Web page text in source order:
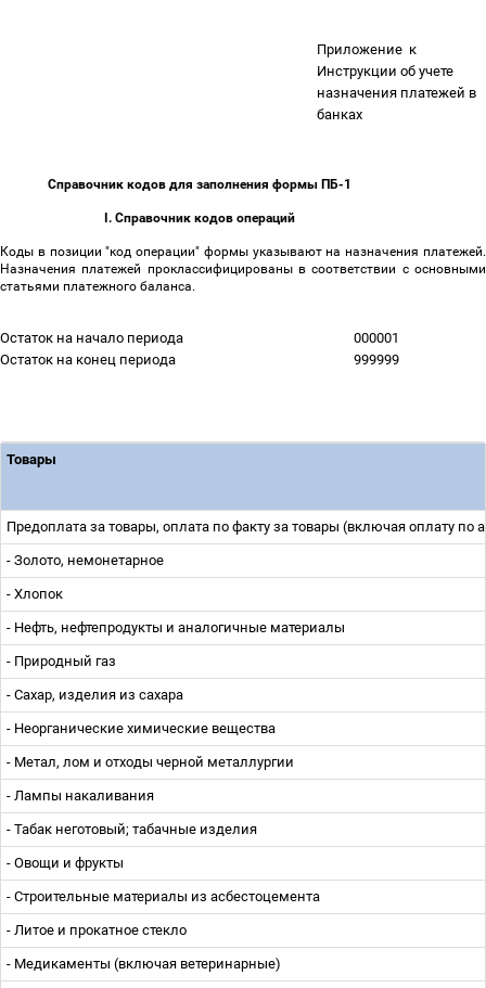
Приложение к
Инструкции об учете
назначения платежей в
банках
Справочник кодов для заполнения формы ПБ-1
I. Справочник кодов операций
Коды в позиции "код операции" формы указывают на назначения платежей.
Назначения платежей проклассифицированы в соответствии с основными
статьями платежного баланса.
Остаток на начало периода
000001
Остаток на конец периода
999999
Товары
Предоплата за товары, оплата по факту за товары (включая оплату
- Золото, немонетарное
- Хлопок
- Нефть, нефтепродукты и аналогичные материалы
- Природный газ
- Сахар, изделия из сахара
- Неорганические химические вещества
- Метал, лом и отходы черной металлургии
- Лампы накаливания
- Табак неготовый; табачные изделия
- Овощи и фрукты
- Строительные материалы из асбестоцемента
- Литое и прокатное стекло
- Медикаменты (включая ветеринарные)